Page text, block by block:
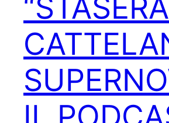
“STASERA